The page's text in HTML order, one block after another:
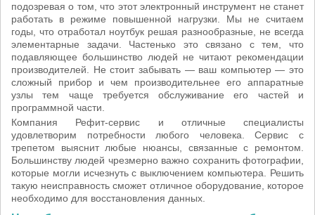
подозревая о том, что этот электронный инструмент не станет
работать в режиме повышенной нагрузки. Мы не считаем
годы, что отработал ноутбук решая разнообразные, не всегда
элементарные задачи. Частенько это связано с тем, что
подавляющее большинство людей не читают рекомендации
производителей. Не стоит забывать — ваш компьютер — это
сложный прибор и чем производительнее его аппаратные
узлы тем чаще требуется обслуживание его частей и
программной части.
Компания Рефит-сервис и отличные специалисты
удовлетворим потребности любого человека. Сервис с
трепетом выяснит любые нюансы, связанные с ремонтом.
Большинству людей чрезмерно важно сохранить фотографии,
которые могли исчезнуть с выключением компьютера. Решить
такую неисправность сможет отличное оборудование, которое
необходимо для восстановления данных.